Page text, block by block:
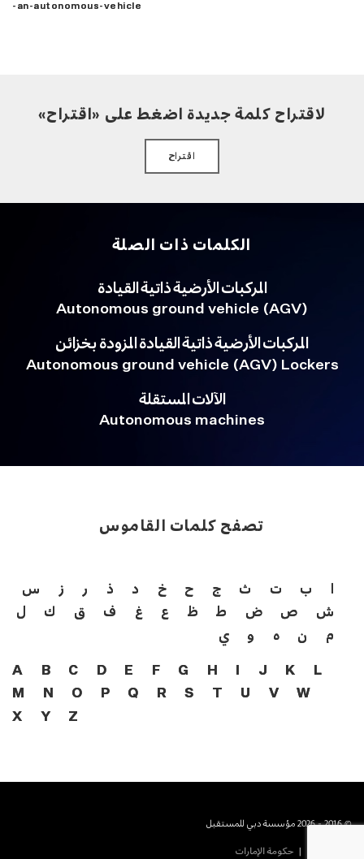
-an-autonomous-vehicle
لاقتراح كلمة جديدة اضغط على «اقتراح»
اقتراح
الكلمات ذات الصلة
Autonomous ground vehicle (AGV)
المركبات الأرضية ذاتية القيادة
Autonomous ground vehicle (AGV) Lockers
المركبات الأرضية ذاتية القيادة المزودة بخزائن
Autonomous machines
الآلات المستقلة
تصفح كلمات القاموس
A B C D E F G H J K
L
M
N O P Q R S T U V
W
X
Y Z
ا ب ت ث ج ح خ د ذ ر ز
س
ش
ص ض ط ظ ع غ ف ق ك
ل
م
ن ه و ي
© 2016 - 2026 مؤسسة دبي للمستقبل
حكومة الإمارات